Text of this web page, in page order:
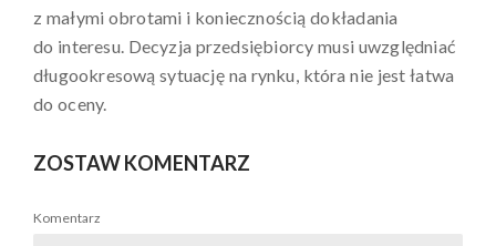
z małymi obrotami i koniecznością dokładania
do interesu. Decyzja przedsiębiorcy musi uwzględniać
długookresową sytuację na rynku, która nie jest łatwa
do oceny.
ZOSTAW KOMENTARZ
Komentarz